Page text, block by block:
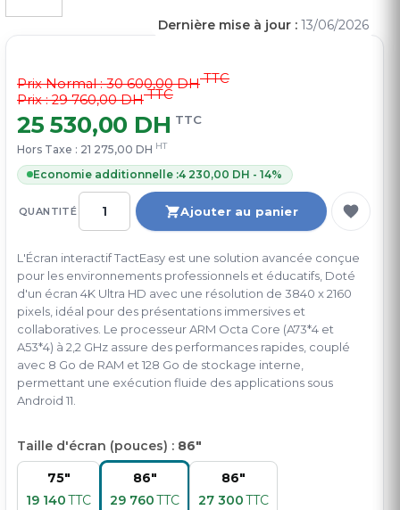
QUANTITÉ Ajouter au panier
Prix Normal :30 600,00 DHTTC
Prix : 29 760,00 DHTTC
25 530,00 DH TTC
Hors Taxe : 21 275,00 DH HT
Economie additionnelle :4 230,00 DH - 14%
L'Écran interactif TactEasy est une solution avancée conçue
pour les environnements professionnels et éducatifs, Doté
d'un écran 4K Ultra HD avec une résolution de 3840 x 2160
pixels, idéal pour des présentations immersives et
collaboratives. Le processeur ARM Octa Core (A73*4 et
A53*4) à 2,2 GHz assure des performances rapides, couplé
avec 8 Go de RAM et 128 Go de stockage interne,
permettant une exécution fluide des applications sous
Android 11.
Taille d'écran (pouces) : 86"
75"
19 140TTC
86"
29 760TTC
86"
27 300TTC
Dernière mise à jour : 13/06/2026